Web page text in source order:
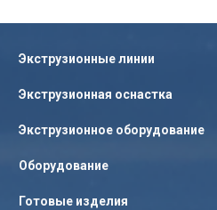
Экструзионные линии
Экструзионная оснастка
Экструзионное оборудование
Оборудование
Готовые изделия